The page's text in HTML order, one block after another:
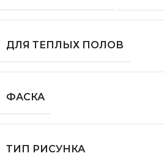
ДЛЯ ТЕПЛЫХ ПОЛОВ
ФАСКА
ТИП РИСУНКА